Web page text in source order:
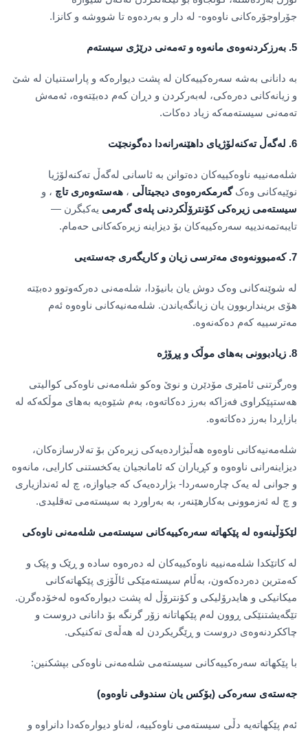
جۆراوجۆرەکانی ناوەوە- لە دار و بەردەوە تا شووشە و کانزا.
5. بەرزکردنەوەی مانەوە و تەمەنی درێژی سیستەم
بە دانانی بەشە سەرەکییەکان لە پشت دیوارەکە و پاراستنیان لە شێ
و زیانەکانی دەرەکی، لەبەرکردن و دڕان کەم دەبێتەوە، ئەمەش
تەمەنی سیستەمەکە زیاد دەکات.
6. لەگەڵ تەکنەلۆژیای داهێنەرانەدا دەگونجێت
شلەمەنییە ناوەکییەکان دەتوانن بە ئاسانی لەگەڵ تەکنەلۆژیا
نوێیەکانی وەکگەرمکەرەوەی دیجیتاڵی ، هەستەوەری تاچ ، و
سیستەمی زیرەکی کۆنترۆڵکردنی پلەی گەرمی یەکبگرن —
تایبەتمەندییە سەرەکییەکان بۆ دیزاینە زیرەکەکانی حەمام.
7. کەمبوونەوەی مەترسی زیان و کاریگەری جەستەیی
لە شوێنەکانی وەک دوش یان بانیۆدا، شلەمەنی دەرکەوتوو دەبێتە
هۆی برینداربوون یان زیانگەیاندن. شلەمەنیەکانی ناوەوە ئەم
مەترسییە کەم دەکەنەوە.
8. زیادبوونی بەهای موڵک و پڕۆژە
وەرگرتنی ئامێری مۆدێرن و نوێ وەکو شلەمەنی ناوەکی کوالیتی
هەستپێکراوی فەزاکە بەرز دەکاتەوە، بەم شێوەیە بەهای موڵکەکە لە
بازاڕدا بەرز دەکاتەوە.
شلەمەنیەکانی ناوەوە هەڵبژاردەیەکی زیرەکن بۆ تەلارسازەکان،
دیزاینەرانی ناوەوە و کڕیاران کە ئامانجیان یەکخستنی کارایی، مانەوە
و جوانی لە یەک چارەسەردا- بژاردەیەک کە جیاوازە، چ لە ئەندازیاری
و چ لە ئەزموونی بەکارهێنەر، بە بەراورد بە سیستەمی تەقلیدی.
لێکۆڵینەوە لە پێکهاتە سەرەکییەکانی سیستەمی شلەمەنی ناوەکی
لە کاتێکدا شلەمەنییە ناوەکییەکان لە دەرەوە سادە و ڕێک و پێک و
کەمترین دەردەکەون، بەڵام سیستەمێکی ئاڵۆزی پێکهاتەکانی
میکانیکی و هایدرۆلیکی و کۆنترۆڵ لە پشت دیوارەکەوە لەخۆدەگرن.
تێگەیشتنێکی ڕوون لەم پێکهاتانە زۆر گرنگە بۆ دانانی دروست و
چاککردنەوەی دروست و ڕێگریکردن لە هەڵەی تەکنیکی.
با پێکهاتە سەرەکییەکانی سیستەمی شلەمەنی ناوەکی بپشکنین:
جەستەی سەرەکی (بۆکس یان سندوقی ناوەوە)
ئەم پێکهاتەیە دڵی سیستەمی ناوەکییە، لەناو دیوارەکەدا دانراوە و